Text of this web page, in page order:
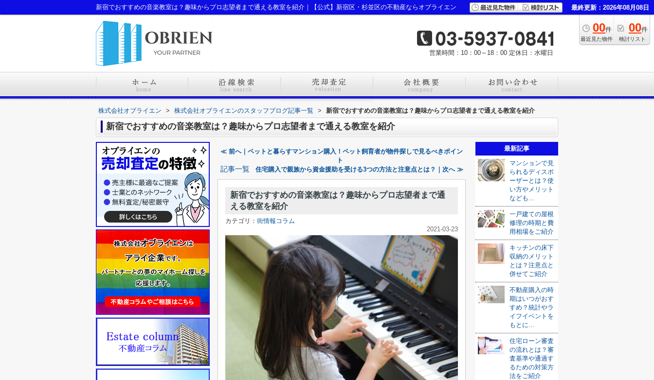
新宿でおすすめの音楽教室は？趣味からプロ志望者まで通える教室を紹介｜【公式】新宿区・杉並区の不動産ならオブライエン 最終更新：2026年08月08日
00件
最近見た物件
00件
検討リスト
営業時間：10：00～18：00 定休日：水曜日
株式会社オブライエン > 株式会社オブライエンのスタッフブログ記事一覧 > 新宿でおすすめの音楽教室は？趣味からプロ志望者まで通える教室を紹介
新宿でおすすめの音楽教室は？趣味からプロ志望者まで通える教室を紹介
≪ 前へ｜ペットと暮らすマンション購入！ペット飼育者が物件探しで見るべきポイン
ト
記事一覧 住宅購入で親族から資金援助を受ける3つの方法と注意点とは？｜次へ ≫
新宿でおすすめの音楽教室は？趣味からプロ志望者まで通
える教室を紹介
カテゴリ： 街情報コラム
2021-03-23
最新記事
マンションで見
られるディスポ
ーザーとは？使
い方やメリット
なども...
一戸建ての屋根
修理の時期と費
用相場をご紹介
キッチンの床下
収納のメリット
とは？注意点と
併せてご紹介
不動産購入の時
期はいつがおす
すめ？統計やラ
イフイベントを
もとに...
住宅ローン審査
の流れとは？審
査基準や通過す
るための対策方
法をご紹介